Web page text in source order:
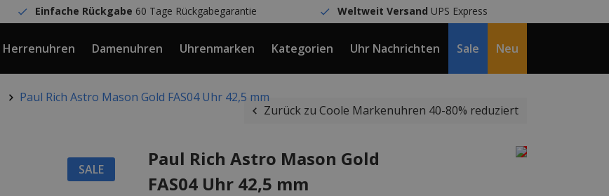
Einfache Rückgabe 60 Tage Rückgabegarantie Weltweit Versand UPS Express
Herrenuhren Damenuhren Uhrenmarken Kategorien Uhr Nachrichten Sale Neu
Paul Rich Astro Mason Gold FAS04 Uhr 42,5 mm
Zurück zu Coole Markenuhren 40-80% reduziert
SALE
Paul Rich Astro Mason Gold
FAS04 Uhr 42,5 mm